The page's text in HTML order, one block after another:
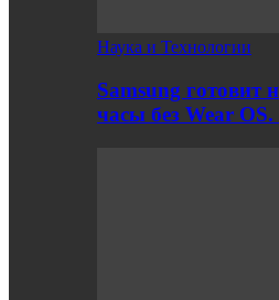
Наука и Технологии
Samsung
часы без Wear